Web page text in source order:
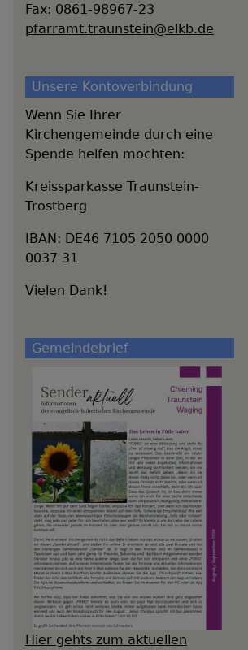
Fax: 0861-98967-23
pfarramt.traunstein@elkb.de
Unsere Kontoverbindung
Wenn Sie Ihrer
Kirchengemeinde durch eine
Spende helfen mochten:
Kreissparkasse Traunstein-
Trostberg
IBAN: DE46 7105 2050 0000
0037 31
Vielen Dank!
Gemeindebrief
Hier gehts zum aktuellen